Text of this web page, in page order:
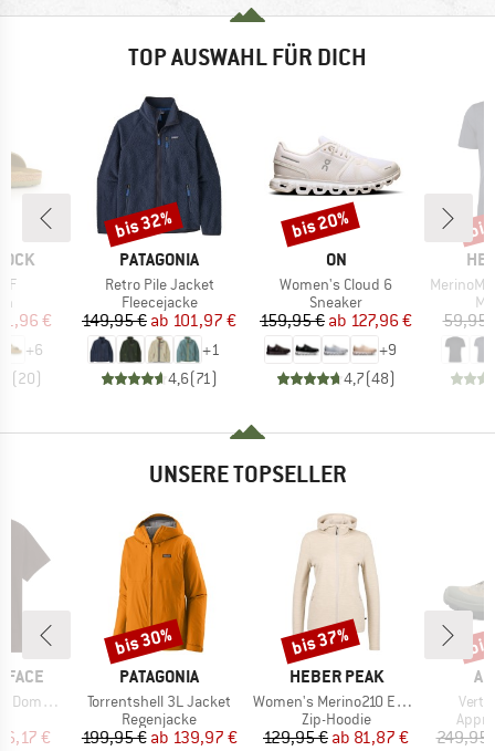
TOP AUSWAHL FÜR DICH
Preis
€
+6
(20)
MARKE
PATAGONIA
Artikel
Retro Pile Jacket
Produktgruppe
Fleecejacke
Preis
149,95 € reduzierter Preis
ab 101,97 €
+1
4,6(71)
Rabatt
bis 32%
MARKE
ON
Artikel
Women's Cloud 6
Produktgruppe
Sneaker
Preis
159,95 € reduzierter Preis
ab 127,96 €
+9
4,7(48)
Rabatt
bis 20%
Artikel
MerinoMix150
59,95
UNSERE TOPSELLER
FACE
Sleeve
Preis
€
MARKE
PATAGONIA
Artikel
Torrentshell 3L Jacket
Produktgruppe
Regenjacke
Preis
199,95 € reduzierter Preis
ab 139,97 €
Rabatt
bis 30%
MARKE
HEBER PEAK
Artikel
Women's Merino210 EvergreenHe. Zip Hoody
Produktgruppe
Zip-Hoodie
Preis
129,95 € reduzierter Preis
ab 81,87 €
Rabatt
bis 37%
249,95